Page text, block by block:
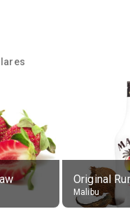
Malibu